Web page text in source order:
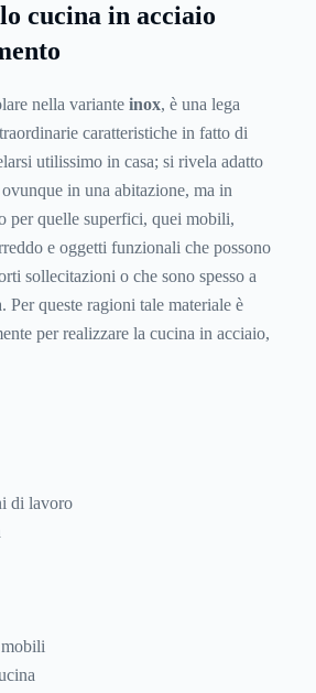
cucina in acciaio
nella variante inox, è una lega
caratteristiche in fatto di
utilissimo in casa; si rivela adatto
in una abitazione, ma in
per quelle superfici, quei mobili,
e oggetti funzionali che possono
sollecitazioni o che sono spesso a
Per queste ragioni tale materiale è
per realizzare la cucina in acciaio,
di lavoro